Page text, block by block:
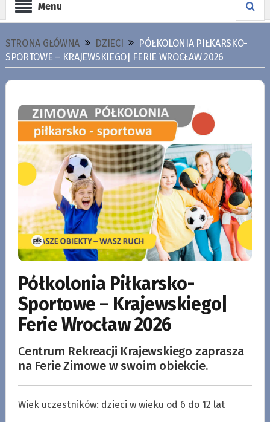
Menu
STRONA GŁÓWNA DZIECI
PÓŁKOLONIA PIŁKARSKO-
SPORTOWE – KRAJEWSKIEGO| FERIE WROCŁAW 2026
Półkolonia Piłkarsko-
Sportowe – Krajewskiego|
Ferie Wrocław 2026
Centrum Rekreacji Krajewskiego zaprasza
na Ferie Zimowe w swoim obiekcie.
Wiek uczestników: dzieci w wieku od 6 do 12 lat